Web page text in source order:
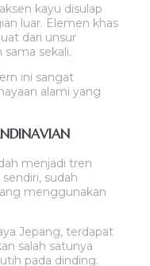
kayu disulap
luar. Elemen khas
dari unsur
sekali.
ini sangat
alami yang
menjadi tren
sudah
menggunakan
Jepang, terdapat
salah satunya
pada dinding.